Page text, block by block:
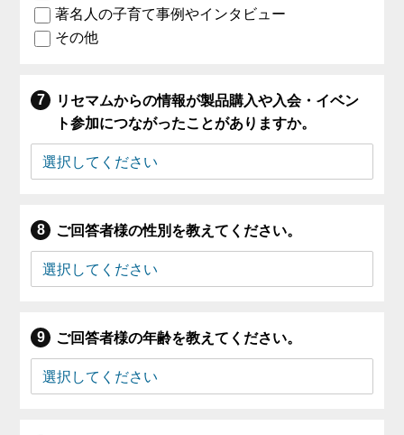
著名人の子育て事例やインタビュー
その他
リセマムからの情報が製品購入や入会・イベン
ト参加につながったことがありますか。
ご回答者様の性別を教えてください。
ご回答者様の年齢を教えてください。